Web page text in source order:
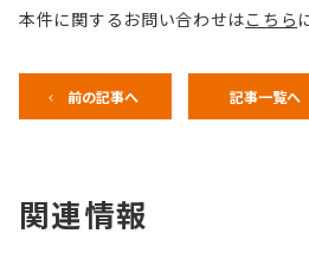
本件に関するお問い合わせはこちら
前の記事へ 記事一覧へ
関連情報